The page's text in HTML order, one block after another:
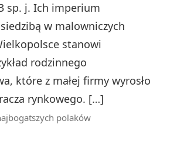
sp. j. Ich imperium
w malowniczych
stanowi
rodzinnego
które z małej firmy wyrosło
rynkowego. […]
polaków